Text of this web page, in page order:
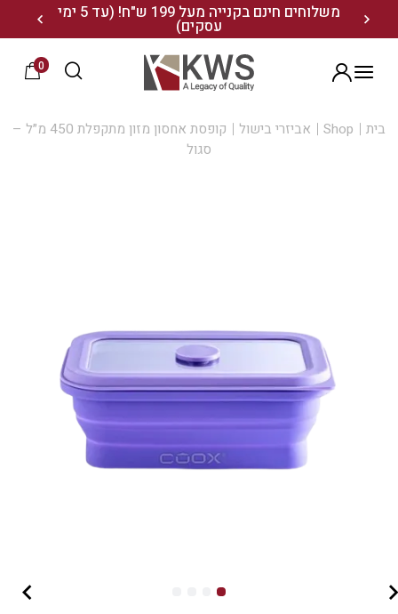
משלוחים חינם בקנייה מעל 199 ש"ח! (עד 5 ימי
עסקים) 20% הנחה על מגוון התיקים השוויצריים לחצו כאן>>
0
בית Shop אביזרי בישול
קופסת אחסון מזון מתקפלת 450 מ״ל –
סגול